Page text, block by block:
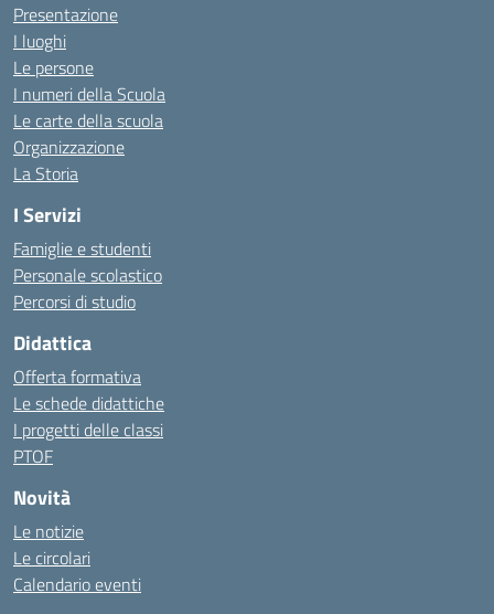
Presentazione
I luoghi
Le persone
I numeri della Scuola
Le carte della scuola
Organizzazione
La Storia
I Servizi
Famiglie e studenti
Personale scolastico
Percorsi di studio
Didattica
Offerta formativa
Le schede didattiche
I progetti delle classi
PTOF
Novità
Le notizie
Le circolari
Calendario eventi